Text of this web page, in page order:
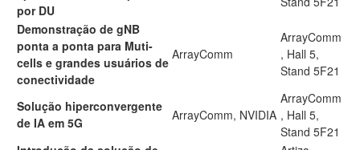
por DU
Demonstração de gNB
ponta a ponta para Muti-
cells e grandes usuários de
conectividade
ArrayComm
ArrayComm
, Hall 5,
Stand 5F21
Solução hiperconvergente
de IA em 5G
ArrayComm, NVIDIA
ArrayComm
, Hall 5,
Stand 5F21